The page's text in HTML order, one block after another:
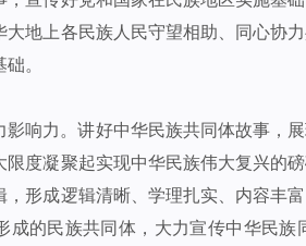
大地上各民族人民守望相助、同心协
。
影响力。讲好中华民族共同体故事，
限度凝聚起实现中华民族伟大复兴的
，形成逻辑清晰、学理扎实、内容丰
成的民族共同体，大力宣传中华民